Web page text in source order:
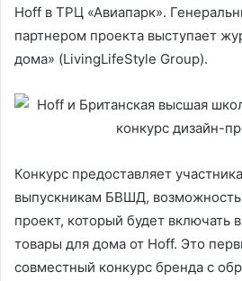
Hoff в ТРЦ «Авиапарк».
партнером проекта выступает
дома» (LivingLifeStyle Group).
Конкурс предоставляет
выпускникам БВШД, возможность
проект, который будет включать
товары для дома от Hoff. Это
совместный конкурс бренда с